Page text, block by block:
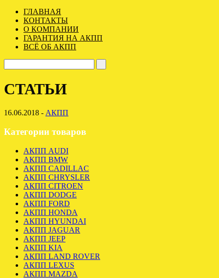
ГЛАВНАЯ
КОНТАКТЫ
О КОМПАНИИ
ГАРАНТИЯ НА АКПП
ВСЁ ОБ АКПП
СТАТЬИ
16.06.2018 - АКПП
Категории товаров
АКПП AUDI
АКПП BMW
АКПП CADILLAC
АКПП CHRYSLER
АКПП CITROEN
АКПП DODGE
АКПП FORD
АКПП HONDA
АКПП HYUNDAI
АКПП JAGUAR
АКПП JEEP
АКПП KIA
АКПП LAND ROVER
АКПП LEXUS
АКПП MAZDA